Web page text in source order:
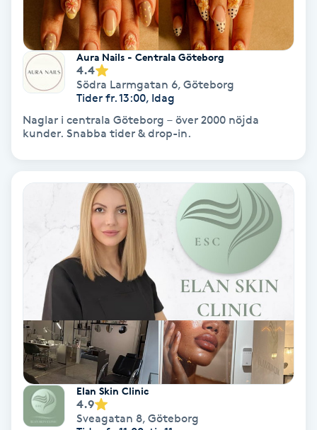
Käkledsbehandling
Kärlbehandling
Laserbehandling
LED-ljusterapi
Liktornar
LPG-behandling
LPG-massage
Luggklippning
Aura Nails - Centrala Göteborg
4.4
Södra Larmgatan 6, Göteborg
Tider fr. 13:00, Idag
Naglar i centrala Göteborg – över 2000 nöjda
kunder. Snabba tider & drop-in.
Elan Skin Clinic
4.9
Sveagatan 8, Göteborg